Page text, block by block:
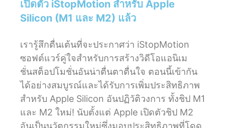
เปิดตัว iStopMotion สำหรับ Apple
Silicon (M1 และ M2) แล้ว
เรารู้สึกตื่นเต้นที่จะประกาศว่า iStopMotion
ซอฟต์แวร์คู่ใจสำหรับการสร้างวิดีโอแอนิเม
ชั่นสต็อปโมชั่นอันน่าตื่นตาตื่นใจ ตอนนี้เข้ากัน
ได้อย่างสมบูรณ์และได้รับการเพิ่มประสิทธิภาพ
สำหรับ Apple Silicon อันปฏิวัติวงการ ทั้งชิป M1
และ M2 ใหม่! นับตั้งแต่ Apple เปิดตัวชิป M2
อันเป็นนวัตกรรมใหม่ซึ่งมอบประสิทธิภาพที่โดด